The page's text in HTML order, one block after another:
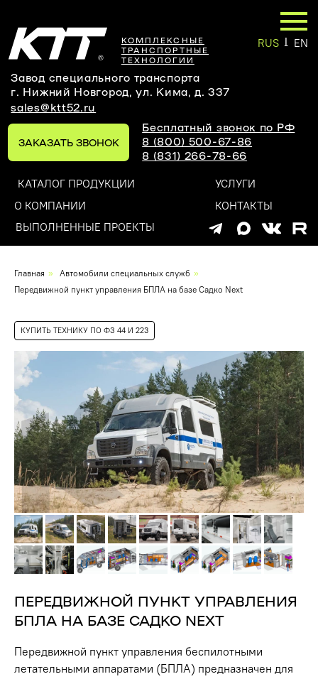
sales@ktt52.ru
Бесплатный звонок по РФ
8 (800) 500-67-86
КОМПЛЕКСНЫЕ
ТРАНСПОРТНЫЕ
ТЕХНОЛОГИИ
ВЫПОЛНЕННЫЕ ПРОЕКТЫ
УСЛУГИ
О КОМПАНИИ КОНТАКТЫ
Завод специального транспорта
г. Нижний Новгород, ул. Кима, д. 337
Оставьте заявку на
индивидуальный проект
+7
Отправить
обработки
Главная » Автомобили специальных служб »
Передвижной пункт управления БПЛА на базе Садко Next
КУПИТЬ ТЕХНИКУ ПО ФЗ 44 И 223
ПЕРЕДВИЖНОЙ ПУНКТ УПРАВЛЕНИЯ
БПЛА НА БАЗЕ САДКО NEXT
Передвижной пункт управления беспилотными
летательными аппаратами (БПЛА) предназначен для